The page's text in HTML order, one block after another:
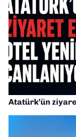
Atatürk’ün